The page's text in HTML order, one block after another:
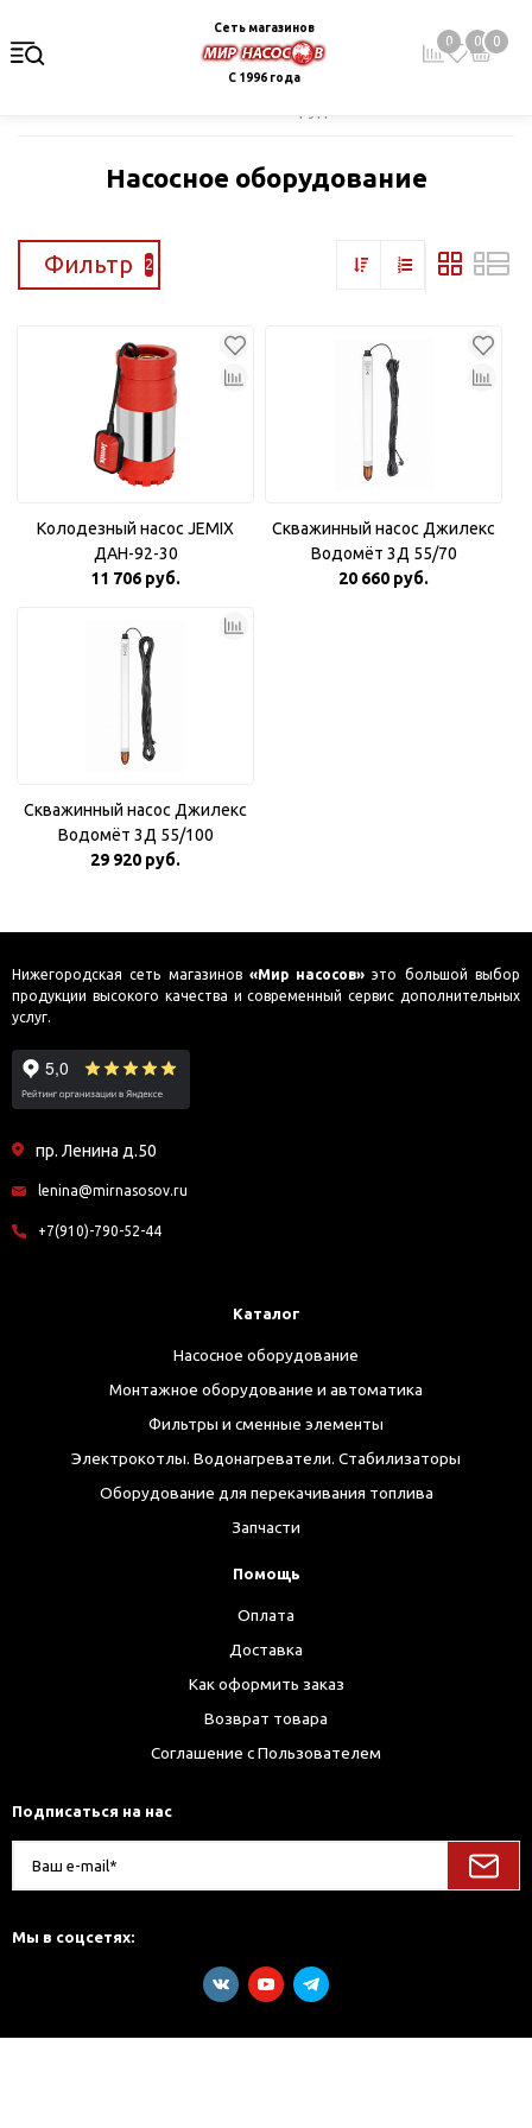
Сеть магазинов
С 1996 года
0 0 0
Насосное оборудование
Фильтр 2
Колодезный насос JEMIX
ДАН-92-30
11 706 руб.
Скважинный насос Джилекс
Водомёт 3Д 55/70
20 660 руб.
Скважинный насос Джилекс
Водомёт 3Д 55/100
29 920 руб.
Нижегородская сеть магазинов «Мир насосов» это большой выбор
продукции высокого качества и современный сервис дополнительных
услуг.
пр. Ленина д.50
lenina@mirnasosov.ru
+7(910)-790-52-44
Каталог
Насосное оборудование
Монтажное оборудование и автоматика
Фильтры и сменные элементы
Электрокотлы. Водонагреватели. Стабилизаторы
Оборудование для перекачивания топлива
Запчасти
Помощь
Оплата
Доставка
Как оформить заказ
Возврат товара
Соглашение с Пользователем
Подписаться на нас
Мы в соцсетях: